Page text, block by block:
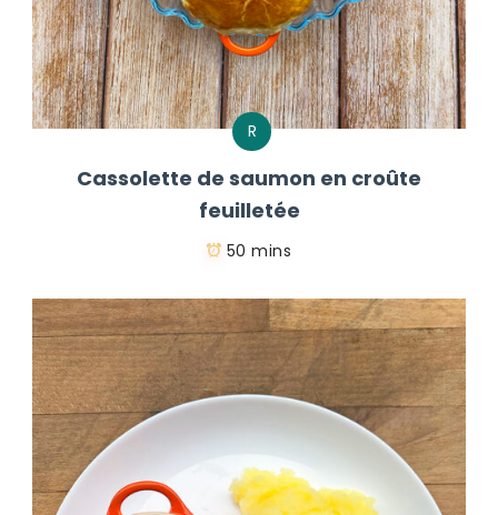
R
Cassolette de saumon en croûte
feuilletée
50 mins